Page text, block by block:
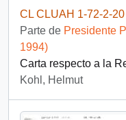
CL CLUAH 1-72-2-20
Parte de Presidente
1994)
Carta respecto a la
Kohl, Helmut